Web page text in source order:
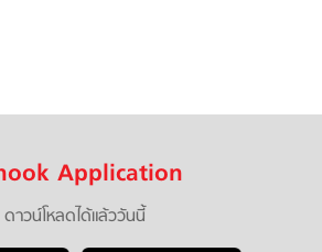
Application
ดาวน์โหลดได้แล้ววันนี้